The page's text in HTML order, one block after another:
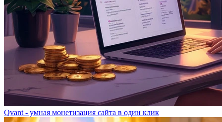
Qvant - умная монетизация сайта в один клик